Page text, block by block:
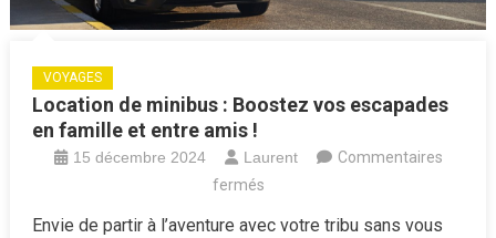
VOYAGES
Location de minibus : Boostez vos escapades
en famille et entre amis !
15 décembre 2024 Laurent
Commentaires
fermés
Envie de partir à l’aventure avec votre tribu sans vous